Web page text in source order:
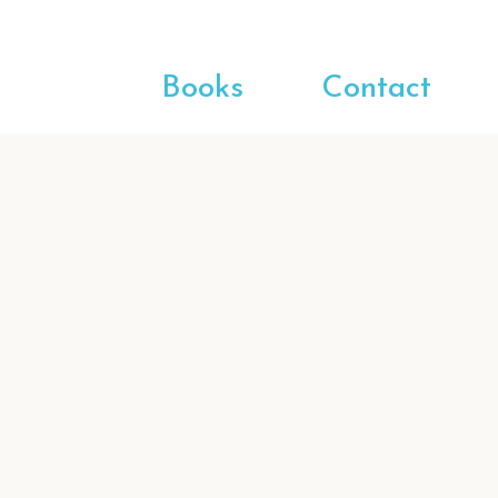
Books Contact